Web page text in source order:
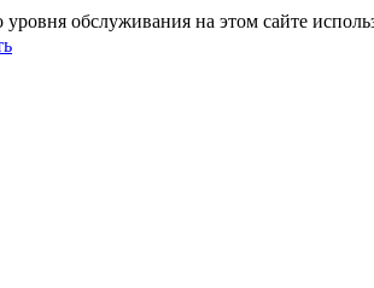
уровня обслуживания на этом сайте